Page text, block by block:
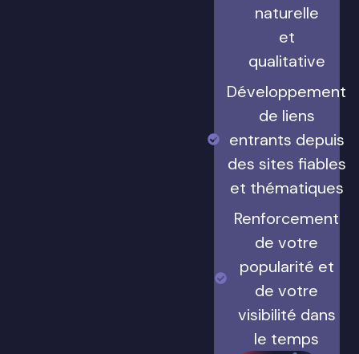
naturelle
et
qualitative
Développement
de liens
entrants depuis
des sites fiables
et thématiques
Renforcement
de votre
popularité et
de votre
visibilité dans
le temps